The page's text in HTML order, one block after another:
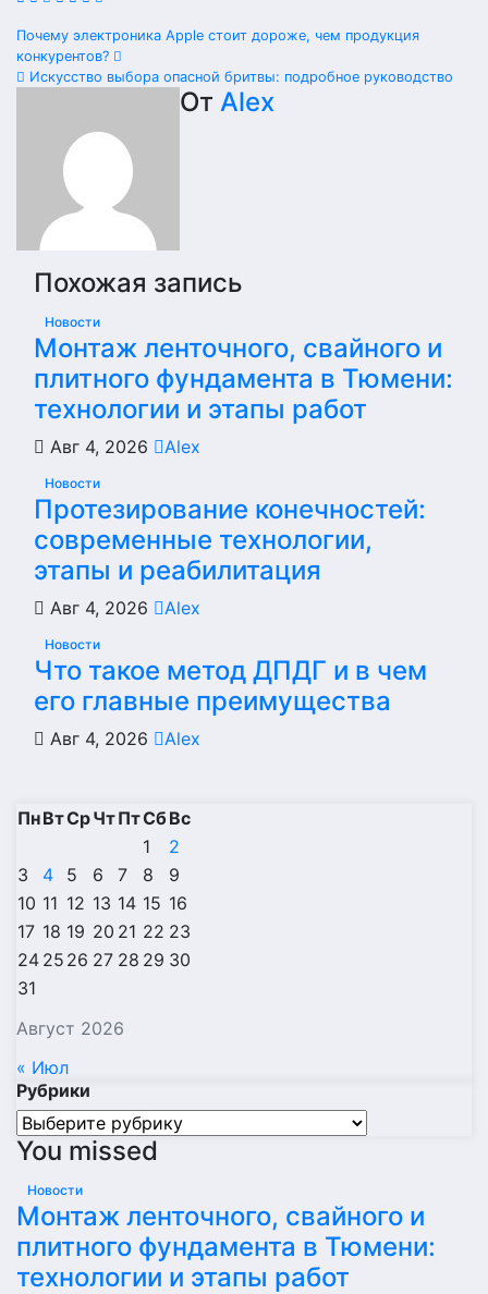
Навигация
по
записям
Почему электроника Apple стоит дороже, чем продукция
конкурентов?
Искусство выбора опасной бритвы: подробное руководство
От Alex
Похожая запись
Новости
Монтаж ленточного, свайного и
плитного фундамента в Тюмени:
технологии и этапы работ
Авг 4, 2026 Alex
Новости
Протезирование конечностей:
современные технологии,
этапы и реабилитация
Авг 4, 2026 Alex
Новости
Что такое метод ДПДГ и в чем
его главные преимущества
Авг 4, 2026 Alex
Август 2026
ПнВтСрЧтПтСбВс
1
2
3
4 5 6 7 8
9
10 11 12 13 14 15 16
17 18 19 20 21 22 23
24 25 26 27 28 29 30
31
« Июл
Рубрики
Рубрики
You missed
Новости
Монтаж ленточного, свайного и
плитного фундамента в Тюмени:
технологии и этапы работ